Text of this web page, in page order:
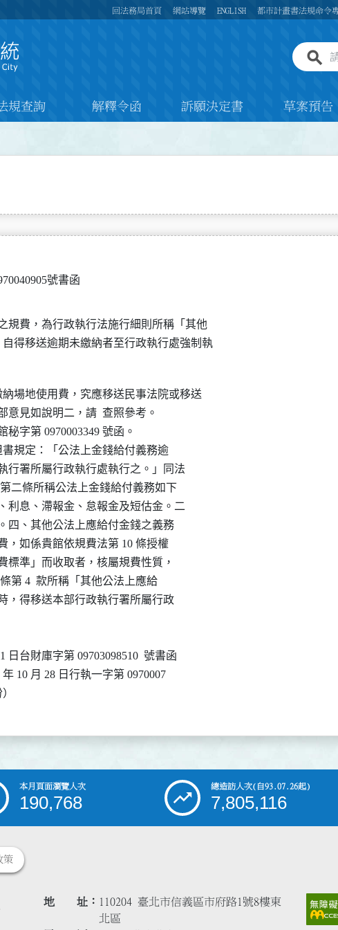
回法務局首頁 網站導覽 ENGLISH 都市計畫書法規命令
規查詢 解釋令函 訴願決定書 草案預告
號書函
規費，為行政執行法施行細則所稱「其他
得移送逾期未繳納者至行政執行處強制執
場地使用費，究應移送民事法院或移送
意見如說明二，請  查照參考。
字第 0970003349 號函。
但書規定：「公法上金錢給付義務逾
執行署所屬行政執行處執行之。」同法
第二條所稱公法上金錢給付義務如下
、利息、滯報金、怠報金及短估金。二
。四、其他公法上應給付金錢之義務
費，如係貴館依規費法第 10 條授權
費標準」而收取者，核屬規費性質，
條第 4  款所稱「其他公法上應給
時，得移送本部行政執行署所屬行政
日台財庫字第 09703098510  號書函
年 10 月 28 日行執一字第 0970007
本月頁面瀏覽人次
190,768
總造訪人次(自93.07.26起)
7,805,116
策
地 址
110204 臺北市信義區市府路1號8樓東
北區